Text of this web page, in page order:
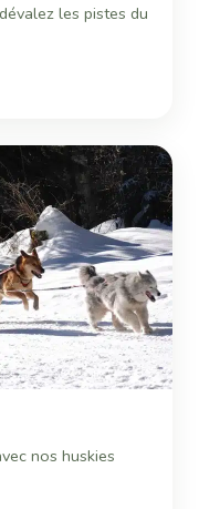
les pistes du
nos huskies